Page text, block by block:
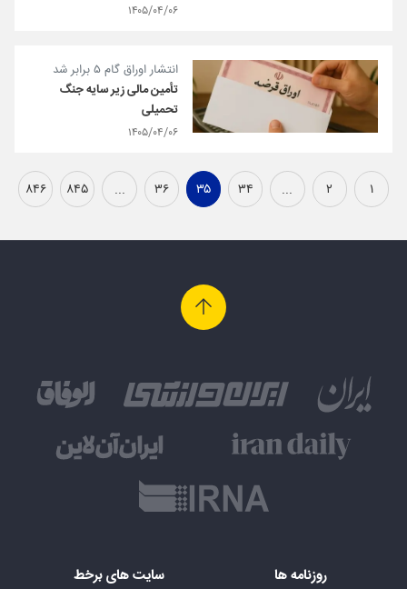
۱۴۰۵/۰۴/۰۶
انتشار اوراق گام ۵ برابر شد
تأمین مالی زیر سایه جنگ
تحمیلی
۱۴۰۵/۰۴/۰۶
۱ ۲ ... ۳۴ ۳۵ ۳۶ ... ۸۴۵ ۸۴۶
روزنامه ها سایت های برخط